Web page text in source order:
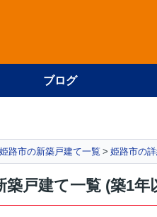
ブログ
姫路市の新築戸建て一覧 姫路市の
戸建て一覧 (築1年